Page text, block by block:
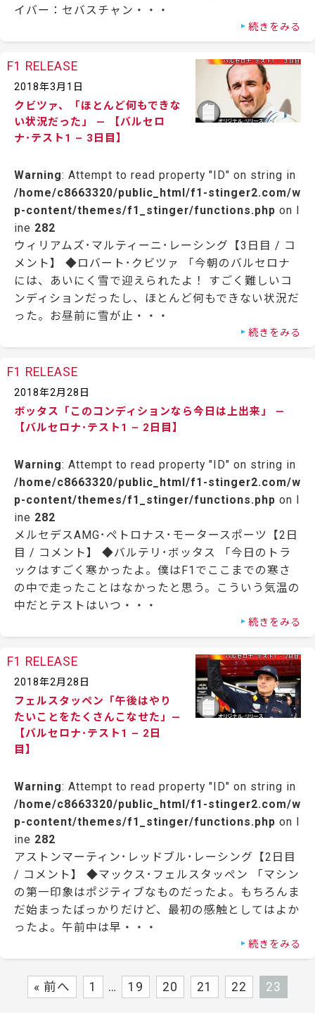
イバー：セバスチャン・・・
続きをみる
F1 RELEASE
2018年3月1日
クビツァ、「ほとんど何もできな
い状況だった」 — 【バルセロ
ナ･テスト1 – 3日目】
Warning: Attempt to read property "ID" on string in
/home/c8663320/public_html/f1-stinger2.com/w
p-content/themes/f1_stinger/functions.php on l
ine 282
ウィリアムズ･マルティーニ･レーシング【3日目 / コ
メント】 ◆ロバート･クビツァ 「今朝のバルセロナ
には、あいにく雪で迎えられたよ！ すごく難しいコ
ンディションだったし、ほとんど何もできない状況だ
った。お昼前に雪が止・・・
続きをみる
F1 RELEASE
2018年2月28日
ボッタス「このコンディションなら今日は上出来」 —
【バルセロナ･テスト1 – 2日目】
Warning: Attempt to read property "ID" on string in
/home/c8663320/public_html/f1-stinger2.com/w
p-content/themes/f1_stinger/functions.php on l
ine 282
メルセデスAMG･ペトロナス･モータースポーツ【2日
目 / コメント】 ◆バルテリ･ボッタス 「今日のトラ
ックはすごく寒かったよ。僕はF1でここまでの寒さ
の中で走ったことはなかったと思う。こういう気温の
中だとテストはいつ・・・
続きをみる
F1 RELEASE
2018年2月28日
フェルスタッペン「午後はやり
たいことをたくさんこなせた」—
【バルセロナ･テスト1 – 2日
目】
Warning: Attempt to read property "ID" on string in
/home/c8663320/public_html/f1-stinger2.com/w
p-content/themes/f1_stinger/functions.php on l
ine 282
アストンマーティン･レッドブル･レーシング【2日目
/ コメント】 ◆マックス･フェルスタッペン 「マシン
の第一印象はポジティブなものだったよ。もちろんま
だ始まったばっかりだけど、最初の感触としてはよか
ったよ。午前中は早・・・
続きをみる
« 前へ 1 … 19 20 21 22 23